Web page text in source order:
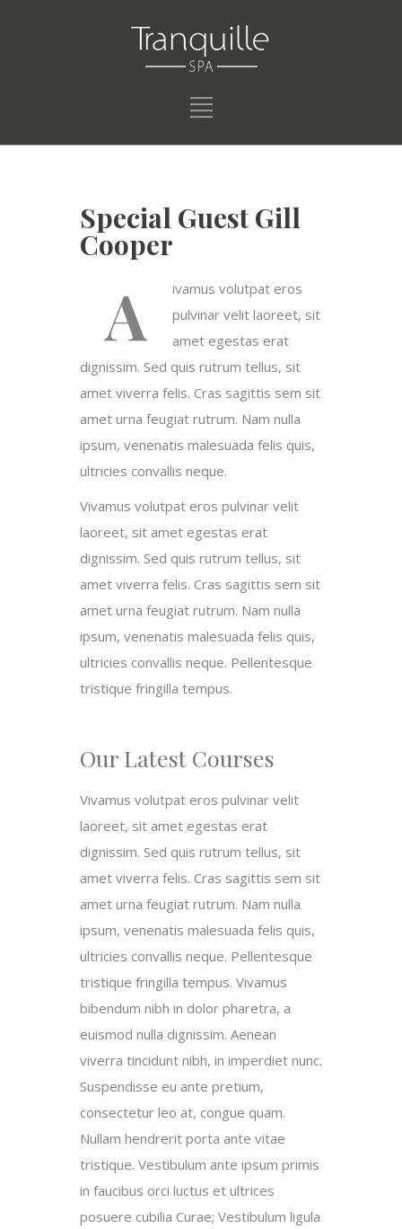
Special Guest Gill
Cooper
A
ivamus volutpat eros
pulvinar velit laoreet, sit
amet egestas erat
dignissim. Sed quis rutrum tellus, sit
amet viverra felis. Cras sagittis sem sit
amet urna feugiat rutrum. Nam nulla
ipsum, venenatis malesuada felis quis,
ultricies convallis neque.
Vivamus volutpat eros pulvinar velit
laoreet, sit amet egestas erat
dignissim. Sed quis rutrum tellus, sit
amet viverra felis. Cras sagittis sem sit
amet urna feugiat rutrum. Nam nulla
ipsum, venenatis malesuada felis quis,
ultricies convallis neque. Pellentesque
tristique fringilla tempus.
Our Latest Courses
Vivamus volutpat eros pulvinar velit
laoreet, sit amet egestas erat
dignissim. Sed quis rutrum tellus, sit
amet viverra felis. Cras sagittis sem sit
amet urna feugiat rutrum. Nam nulla
ipsum, venenatis malesuada felis quis,
ultricies convallis neque. Pellentesque
tristique fringilla tempus. Vivamus
bibendum nibh in dolor pharetra, a
euismod nulla dignissim. Aenean
viverra tincidunt nibh, in imperdiet nunc.
Suspendisse eu ante pretium,
consectetur leo at, congue quam.
Nullam hendrerit porta ante vitae
tristique. Vestibulum ante ipsum primis
in faucibus orci luctus et ultrices
posuere cubilia Curae; Vestibulum ligula